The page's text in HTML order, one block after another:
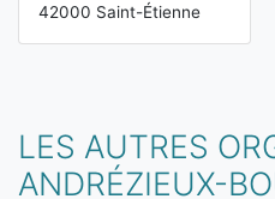
42000 Saint-Étienne
LES AUTRES
ANDRÉZIEUX-